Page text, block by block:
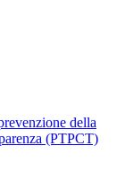
della
(PTPCT)